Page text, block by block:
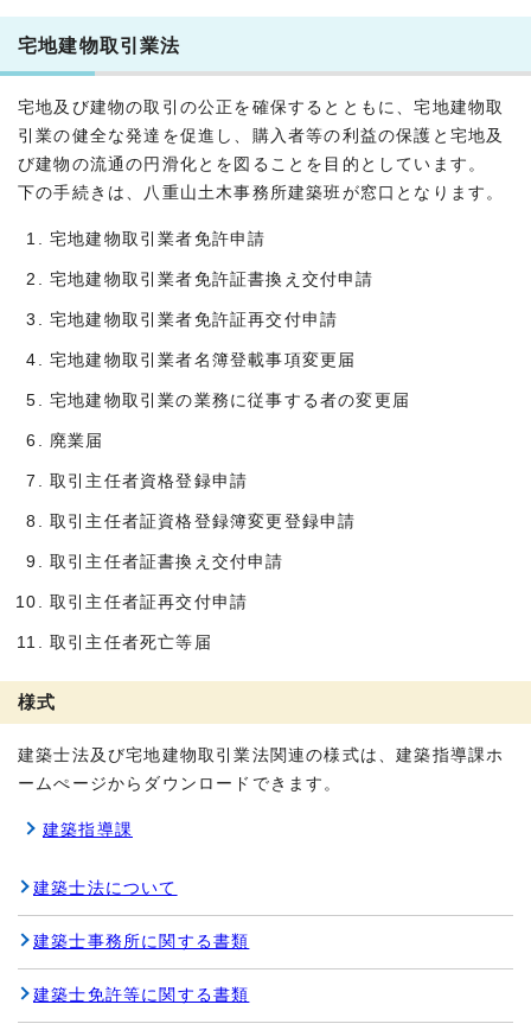
宅地建物取引業法
宅地及び建物の取引の公正を確保するとともに、宅地建物取
引業の健全な発達を促進し、購入者等の利益の保護と宅地及
び建物の流通の円滑化とを図ることを目的としています。
下の手続きは、八重山土木事務所建築班が窓口となります。
宅地建物取引業者免許申請
宅地建物取引業者免許証書換え交付申請
宅地建物取引業者免許証再交付申請
宅地建物取引業者名簿登載事項変更届
宅地建物取引業の業務に従事する者の変更届
廃業届
取引主任者資格登録申請
取引主任者証資格登録簿変更登録申請
取引主任者証書換え交付申請
取引主任者証再交付申請
取引主任者死亡等届
様式
建築士法及び宅地建物取引業法関連の様式は、建築指導課ホ
ームぺージからダウンロードできます。
建築指導課
建築士法について
建築士事務所に関する書類
建築士免許等に関する書類